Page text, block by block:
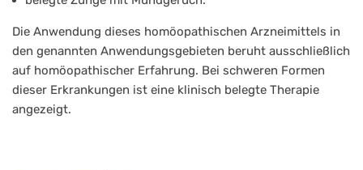
Die Anwendung dieses homöopathischen Arzneimittels in
den genannten Anwendungsgebieten beruht ausschließlich
auf homöopathischer Erfahrung. Bei schweren Formen
dieser Erkrankungen ist eine klinisch belegte Therapie
angezeigt.